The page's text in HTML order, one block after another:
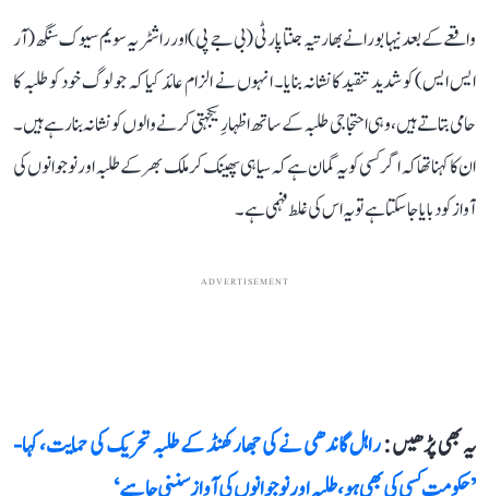
واقعے کے بعد نیہا بورا نے بھارتیہ جنتا پارٹی (بی جے پی) اور راشٹریہ سویم سیوک سنگھ (آر
ایس ایس) کو شدید تنقید کا نشانہ بنایا۔ انہوں نے الزام عائد کیا کہ جو لوگ خود کو طلبہ کا
حامی بتاتے ہیں، وہی احتجاجی طلبہ کے ساتھ اظہارِ یکجہتی کرنے والوں کو نشانہ بنا رہے ہیں۔
ان کا کہنا تھا کہ اگر کسی کو یہ گمان ہے کہ سیاہی پھینک کر ملک بھر کے طلبہ اور نوجوانوں کی
آواز کو دبایا جا سکتا ہے تو یہ اس کی غلط فہمی ہے۔
ADVERTISEMENT
یہ بھی پڑھیں :راہل گاندھی نے کی جھارکھنڈ کے طلبہ تحریک کی حمایت، کہا-